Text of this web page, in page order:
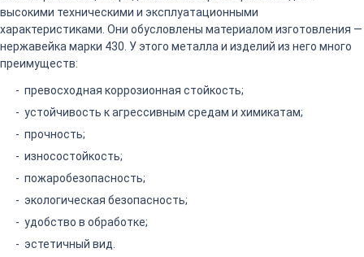
высокими техническими и эксплуатационными
характеристиками. Они обусловлены материалом изготовления —
нержавейка марки 430. У этого металла и изделий из него много
преимуществ:
превосходная коррозионная стойкость;
устойчивость к агрессивным средам и химикатам;
прочность;
износостойкость;
пожаробезопасность;
экологическая безопасность;
удобство в обработке;
эстетичный вид.